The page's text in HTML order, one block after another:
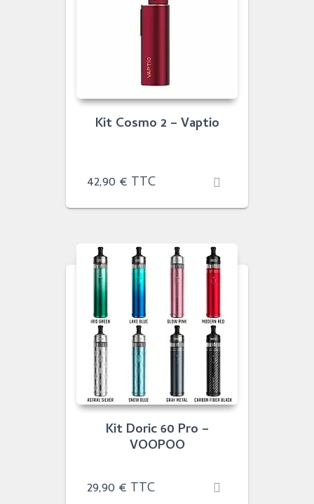
Kit Cosmo 2 – Vaptio
42,90 € TTC
Kit Doric 60 Pro –
VOOPOO
29,90 € TTC